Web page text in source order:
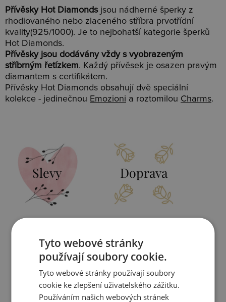
Přívěsky Hot Diamonds jsou nádherné šperky z
rhodiovaného nebo zlaceného stříbra prvotřídní
kvality(925/1000). Je to nejbohatší kategorie šperků
Hot Diamonds.
Přívěsky jsou dodávány vždy s vyobrazeným
stříbrným řetízkem. Každý přívěsek je osazen pravým
diamantem s certifikátem.
Přívěsky Hot Diamonds obsahují dvě speciální
kolekce - jedinečnou Emozioni a roztomilou Charms.
Slevy Doprava
Kontrola Výměna
Tyto webové stránky
používají soubory cookie.
Tyto webové stránky používají soubory
cookie ke zlepšení uživatelského zážitku.
Používáním našich webových stránek